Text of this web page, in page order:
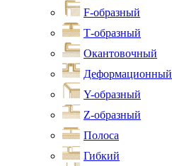
F-образный
Т-образный
Окантовочный
Деформационный
Y-образный
Z-образный
Полоса
Гибкий